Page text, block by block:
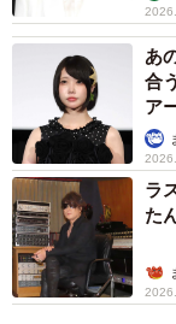
あ
合
ア
ラ
た